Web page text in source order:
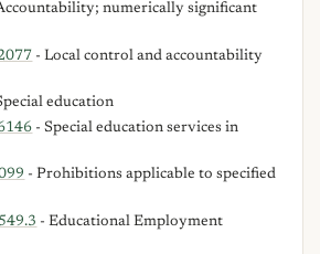
numerically significant
- Local control and accountability
education
- Special education services in
- Prohibitions applicable to specified
- Educational Employment